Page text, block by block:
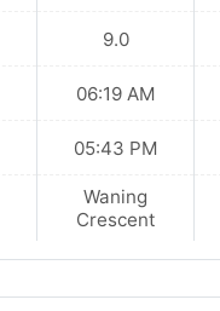
9.0
06:19 AM
05:43 PM
Waning
Crescent